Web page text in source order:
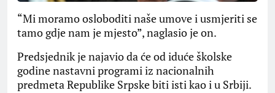
“Mi moramo osloboditi naše umove i usmjeriti se
tamo gdje nam je mjesto”, naglasio je on.
Predsjednik je najavio da će od iduće školske
godine nastavni programi iz nacionalnih
predmeta Republike Srpske biti isti kao i u Srbiji.